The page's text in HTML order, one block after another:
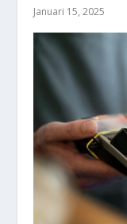
Januari 15, 2025